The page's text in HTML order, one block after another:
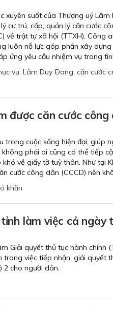
xuyên suốt của Thượng uý
cư trú; cấp, quản lý căn cước
về trật tự xã hội (TTXH), Công
luôn nỗ lực góp phần xây dựng
ứng yêu cầu nhiệm vụ trong
vụ, Lâm Duy Ðang, căn cước
được căn cước công
trong cuộc sống hiện đại, giúp
phải ai cũng có thể tiếp
về giấy tờ tuỳ thân. Như tại
cước công dân (CCCD) nên
khăn
làm việc cả ngày
Giải quyết thủ tục hành chính
việc tiếp nhận, giải quyết
2 cho người dân.